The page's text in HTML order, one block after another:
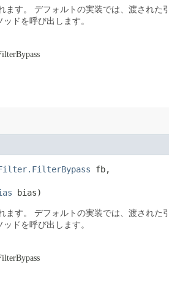
ます。 デフォルトの実装では、渡された
ドを呼び出します。
fb,
bias)
ます。 デフォルトの実装では、渡された
ドを呼び出します。